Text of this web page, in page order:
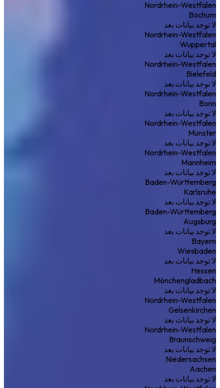
Nordrhein-Westfalen
Bochum
لا توجد بيانات بعد
Nordrhein-Westfalen
Wuppertal
لا توجد بيانات بعد
Nordrhein-Westfalen
Bielefeld
لا توجد بيانات بعد
Nordrhein-Westfalen
Bonn
لا توجد بيانات بعد
Nordrhein-Westfalen
Münster
لا توجد بيانات بعد
Nordrhein-Westfalen
Mannheim
لا توجد بيانات بعد
Baden-Württemberg
Karlsruhe
لا توجد بيانات بعد
Baden-Württemberg
Augsburg
لا توجد بيانات بعد
Bayern
Wiesbaden
لا توجد بيانات بعد
Hessen
Mönchengladbach
لا توجد بيانات بعد
Nordrhein-Westfalen
Gelsenkirchen
لا توجد بيانات بعد
Nordrhein-Westfalen
Braunschweig
لا توجد بيانات بعد
Niedersachsen
Aachen
لا توجد بيانات بعد